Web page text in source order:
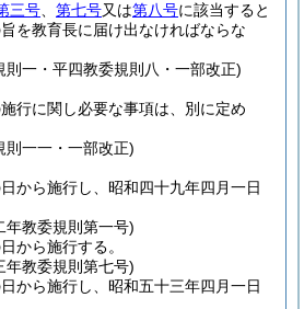
三号 第七号又は第八号に該当すると
を教育長に届け出なければならな
則一・平四教委規則八・一部改正)
行に関し必要な事項は、別に定め
則一一・一部改正)
から施行し、昭和四十九年四月一日
年教委規則第一号)
から施行する。
年教委規則第七号)
から施行し、昭和五十三年四月一日